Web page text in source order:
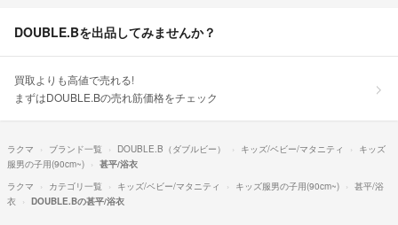
DOUBLE.Bを出品してみませんか？
買取よりも高値で売れる!
まずはDOUBLE.Bの売れ筋価格をチェック
ラクマ ブランド一覧 DOUBLE.B（ダブルビー） キッズ/ベビー/マタニティ
キッズ
服男の子用(90cm~)
甚平/浴衣
ラクマ
カテゴリ一覧 キッズ/ベビー/マタニティ キッズ服男の子用(90cm~)
甚平/浴
衣
DOUBLE.Bの甚平/浴衣